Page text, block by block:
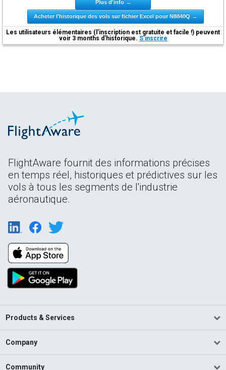
Plus d'info →
Acheter l'historique des vols sur fichier Excel pour N8840Q →
Les utilisateurs élémentaires (l'inscription est gratuite et facile !) peuvent
voir 3 months d'historique. S'inscrire
FlightAware fournit des informations précises
en temps réel, historiques et prédictives sur les
vols à tous les segments de l'industrie
aéronautique.
Products & Services
Company
Community